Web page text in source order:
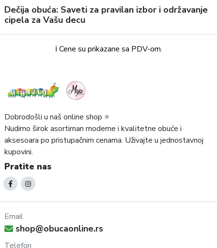
Dečija obuća: Saveti za pravilan izbor i održavanje
cipela za Vašu decu
ℹ️ Cene su prikazane sa PDV-om.
Email
shop@obucaonline.rs
Telefon
Dobrodošli u naš online shop ⭐️
Nudimo širok asortiman moderne i kvalitetne obuće i
aksesoara po pristupačnim cenama. Uživajte u jednostavnoj
kupovini.
Pratite nas